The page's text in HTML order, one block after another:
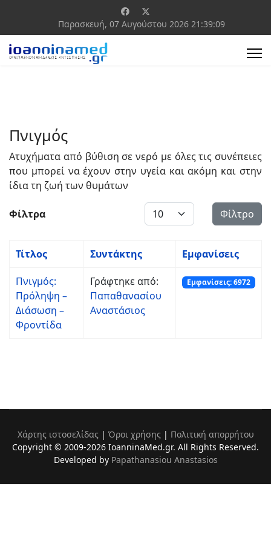
Παρασκευή, 07 Αυγούστου 2026 21:39:09
Πνιγμός
Ατυχήματα από βύθιση σε νερό με όλες τις συνέπειες
που μπορεί να έχουν στην υγεία και ακόμη και στην
ίδια τη ζωή των θυμάτων
Φίλτρα Εμφάνιση # Φίλτρο
Τίτλος Συντάκτης Εμφανίσεις
Πνιγμός:
Πρόληψη –
Διάσωση –
Φροντίδα
Γράφτηκε από:
Παπαθανασίου
Αναστάσιος
Εμφανίσεις: 6972
Χάρτης ιστοσελίδας| Όροι χρήσης| Πολιτική απορρήτου
Copyright © 2009-2026 IoanninaMed.gr. All Rights Reserved.
Developed by Papathanasiou Anastasios